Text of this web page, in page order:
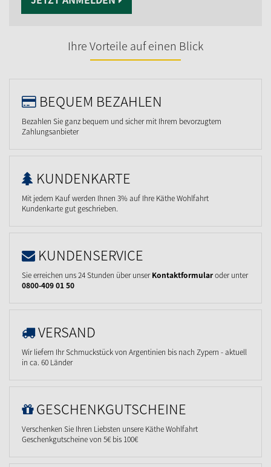
Ihre Vorteile auf einen Blick
BEQUEM BEZAHLEN
Bezahlen Sie ganz bequem und sicher mit Ihrem bevorzugtem
Zahlungsanbieter
KUNDENKARTE
Mit jedem Kauf werden Ihnen 3% auf Ihre Käthe Wohlfahrt
Kundenkarte gut geschrieben.
KUNDENSERVICE
Sie erreichen uns 24 Stunden über unserKontaktformularoder unter
0800-409 01 50
VERSAND
Wir liefern Ihr Schmuckstück von Argentinien bis nach Zypern - aktuell
in ca. 60 Länder
GESCHENKGUTSCHEINE
Verschenken Sie Ihren Liebsten unsere Käthe Wohlfahrt
Geschenkgutscheine von 5€ bis 100€